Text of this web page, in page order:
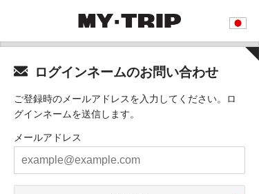
ログインネームのお問い合わせ
ご登録時のメールアドレスを入力してください。ロ
グインネームを送信します。
メールアドレス